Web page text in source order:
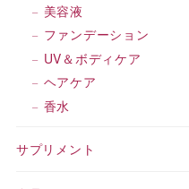
美容液
ファンデーション
UV＆ボディケア
ヘアケア
香水
サプリメント